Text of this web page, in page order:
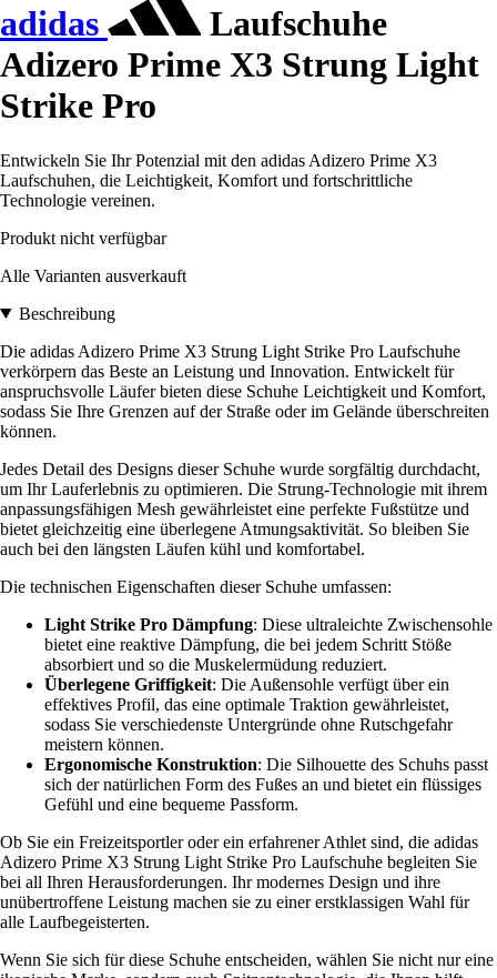
adidas
Laufschuhe
Adizero Prime X3 Strung Light
Strike Pro
Entwickeln Sie Ihr Potenzial mit den adidas Adizero Prime X3
Laufschuhen, die Leichtigkeit, Komfort und fortschrittliche
Technologie vereinen.
Produkt nicht verfügbar
Alle Varianten ausverkauft
Beschreibung
Die adidas Adizero Prime X3 Strung Light Strike Pro Laufschuhe
verkörpern das Beste an Leistung und Innovation. Entwickelt für
anspruchsvolle Läufer bieten diese Schuhe Leichtigkeit und Komfort,
sodass Sie Ihre Grenzen auf der Straße oder im Gelände überschreiten
können.
Jedes Detail des Designs dieser Schuhe wurde sorgfältig durchdacht,
um Ihr Lauferlebnis zu optimieren. Die Strung-Technologie mit ihrem
anpassungsfähigen Mesh gewährleistet eine perfekte Fußstütze und
bietet gleichzeitig eine überlegene Atmungsaktivität. So bleiben Sie
auch bei den längsten Läufen kühl und komfortabel.
Die technischen Eigenschaften dieser Schuhe umfassen:
Light Strike Pro Dämpfung: Diese ultraleichte Zwischensohle
bietet eine reaktive Dämpfung, die bei jedem Schritt Stöße
absorbiert und so die Muskelermüdung reduziert.
Überlegene Griffigkeit: Die Außensohle verfügt über ein
effektives Profil, das eine optimale Traktion gewährleistet,
sodass Sie verschiedenste Untergründe ohne Rutschgefahr
meistern können.
Ergonomische Konstruktion: Die Silhouette des Schuhs passt
sich der natürlichen Form des Fußes an und bietet ein flüssiges
Gefühl und eine bequeme Passform.
Ob Sie ein Freizeitsportler oder ein erfahrener Athlet sind, die adidas
Adizero Prime X3 Strung Light Strike Pro Laufschuhe begleiten Sie
bei all Ihren Herausforderungen. Ihr modernes Design und ihre
unübertroffene Leistung machen sie zu einer erstklassigen Wahl für
alle Laufbegeisterten.
Wenn Sie sich für diese Schuhe entscheiden, wählen Sie nicht nur eine